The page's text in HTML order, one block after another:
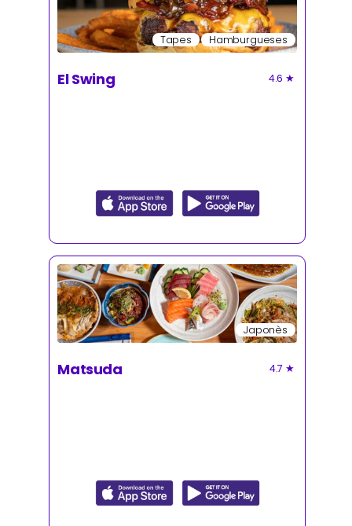
Tapes Hamburgueses
El Swing 4.6 ★
Japonès
Matsuda 4.7 ★